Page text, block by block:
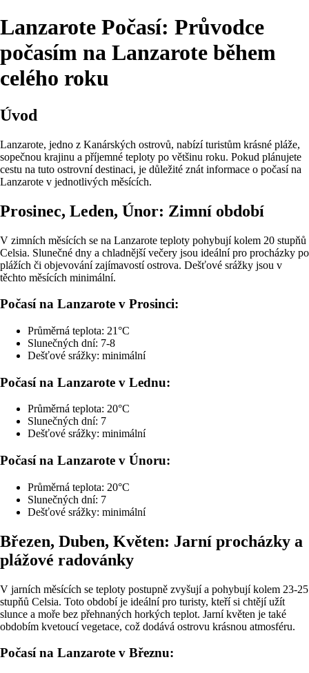
Lanzarote Počasí: Průvodce
počasím na Lanzarote během
celého roku
Úvod
Lanzarote, jedno z Kanárských ostrovů, nabízí turistům krásné pláže,
sopečnou krajinu a příjemné teploty po většinu roku. Pokud plánujete
cestu na tuto ostrovní destinaci, je důležité znát informace o počasí na
Lanzarote v jednotlivých měsících.
Prosinec, Leden, Únor: Zimní období
V zimních měsících se na Lanzarote teploty pohybují kolem 20 stupňů
Celsia. Slunečné dny a chladnější večery jsou ideální pro procházky po
plážích či objevování zajímavostí ostrova. Dešťové srážky jsou v
těchto měsících minimální.
Počasí na Lanzarote v Prosinci:
Průměrná teplota: 21°C
Slunečných dní: 7-8
Dešťové srážky: minimální
Počasí na Lanzarote v Lednu:
Průměrná teplota: 20°C
Slunečných dní: 7
Dešťové srážky: minimální
Počasí na Lanzarote v Únoru:
Průměrná teplota: 20°C
Slunečných dní: 7
Dešťové srážky: minimální
Březen, Duben, Květen: Jarní procházky a
plážové radovánky
V jarních měsících se teploty postupně zvyšují a pohybují kolem 23-25
stupňů Celsia. Toto období je ideální pro turisty, kteří si chtějí užít
slunce a moře bez přehnaných horkých teplot. Jarní květen je také
obdobím kvetoucí vegetace, což dodává ostrovu krásnou atmosféru.
Počasí na Lanzarote v Březnu: